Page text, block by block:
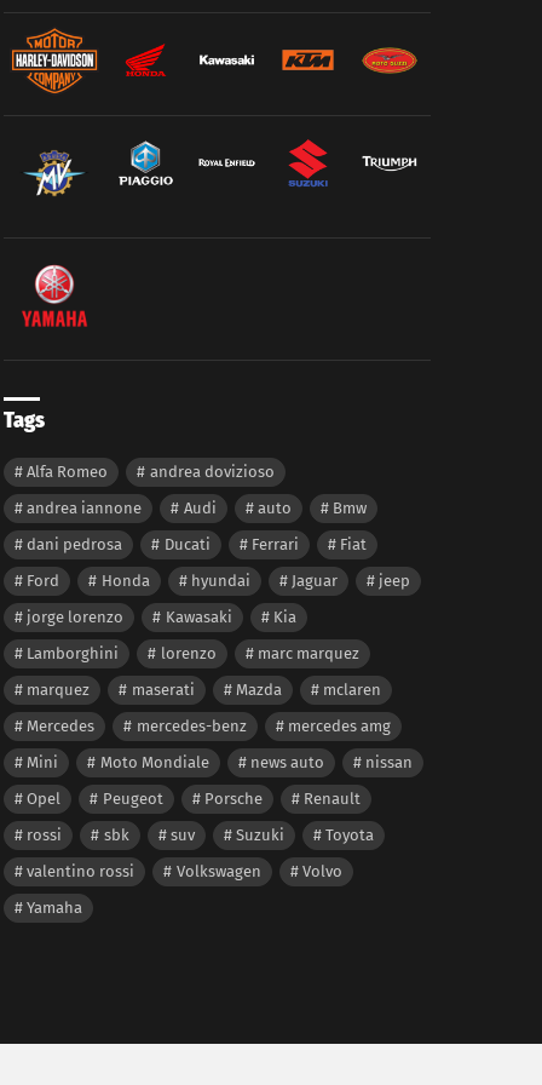
Tags
Alfa Romeo
andrea dovizioso
andrea iannone
Audi auto
Bmw
dani pedrosa
Ducati Ferrari
Fiat
Ford
Honda hyundai Jaguar
jeep
jorge lorenzo
Kawasaki
Kia
Lamborghini
lorenzo
marc marquez
marquez
maserati Mazda
mclaren
Mercedes
mercedes-benz
mercedes amg
Mini
Moto Mondiale news auto
nissan
Opel
Peugeot Porsche
Renault
rossi
sbk suv Suzuki
Toyota
valentino rossi
Volkswagen
Volvo
Yamaha